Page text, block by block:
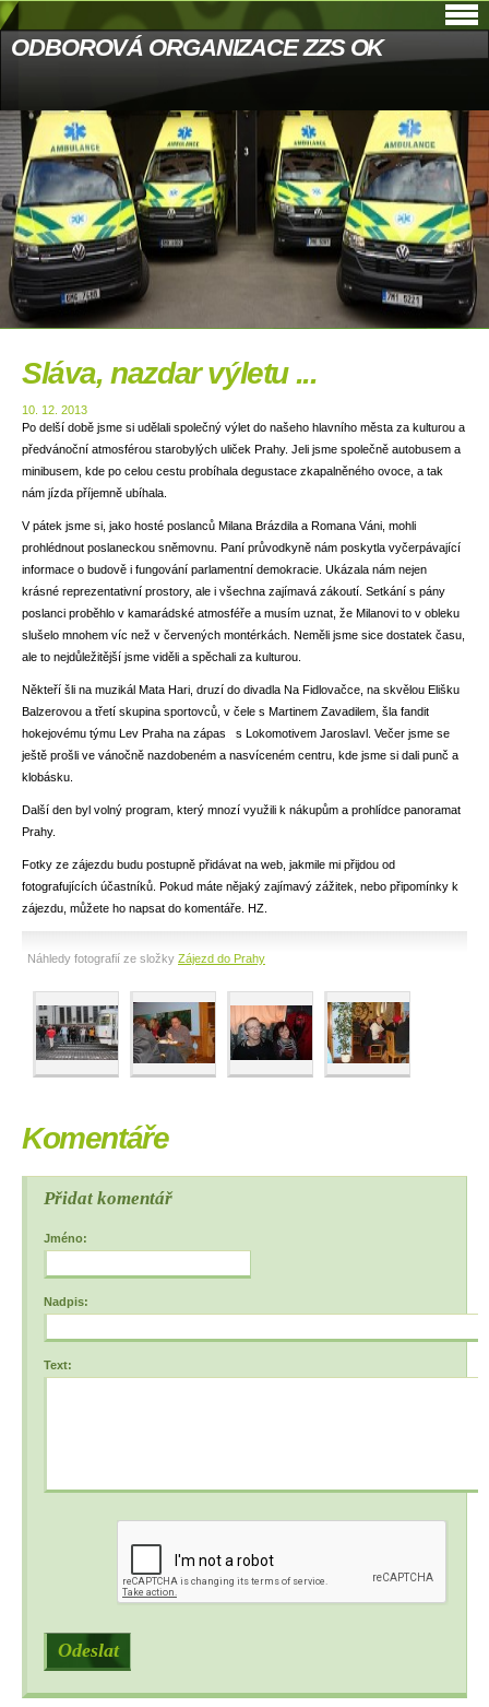
ODBOROVÁ ORGANIZACE ZZS OK
Sláva, nazdar výletu ...
10. 12. 2013
Po delší době jsme si udělali společný výlet do našeho hlavního města za kulturou a
předvánoční atmosférou starobylých uliček Prahy. Jeli jsme společně autobusem a
minibusem, kde po celou cestu probíhala degustace zkapalněného ovoce, a tak
nám jízda příjemně ubíhala.
V pátek jsme si, jako hosté poslanců Milana Brázdila a Romana Váni, mohli
prohlédnout poslaneckou sněmovnu. Paní průvodkyně nám poskytla vyčerpávající
informace o budově i fungování parlamentní demokracie. Ukázala nám nejen
krásné reprezentativní prostory, ale i všechna zajímavá zákoutí. Setkání s pány
poslanci proběhlo v kamarádské atmosféře a musím uznat, že Milanovi to v obleku
slušelo mnohem víc než v červených montérkách. Neměli jsme sice dostatek času,
ale to nejdůležitější jsme viděli a spěchali za kulturou.
Někteří šli na muzikál Mata Hari, druzí do divadla Na Fidlovačce, na skvělou Elišku
Balzerovou a třetí skupina sportovců, v čele s Martinem Zavadilem, šla fandit
hokejovému týmu Lev Praha na zápas s Lokomotivem Jaroslavl. Večer jsme se
ještě prošli ve vánočně nazdobeném a nasvíceném centru, kde jsme si dali punč a
klobásku.
Další den byl volný program, který mnozí využili k nákupům a prohlídce panoramat
Prahy.
Fotky ze zájezdu budu postupně přidávat na web, jakmile mi přijdou od
fotografujících účastníků. Pokud máte nějaký zajímavý zážitek, nebo připomínky k
zájezdu, můžete ho napsat do komentáře. HZ.
Náhledy fotografií ze složky Zájezd do Prahy
Komentáře
Přidat komentář
Jméno:
Nadpis:
Text: